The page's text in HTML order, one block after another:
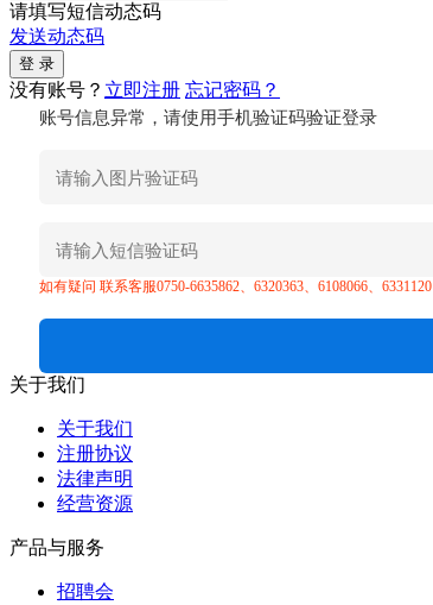
请填写短信动态码
发送动态码
没有账号？ 立即注册 忘记密码？
账号信息异常，请使用手机验证码验证登录
如有疑问 联系客服0750-6635862、6320363、6108066、6331120
关于我们
关于我们
注册协议
法律声明
经营资源
产品与服务
招聘会